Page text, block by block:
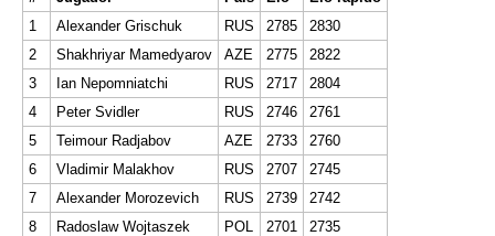
1
Alexander Grischuk RUS 2785
2830
2
Shakhriyar Mamedyarov AZE 2775
2822
3
Ian Nepomniatchi RUS 2717
2804
4
Peter Svidler RUS 2746
2761
5
Teimour Radjabov AZE 2733
2760
6
Vladimir Malakhov RUS 2707
2745
7
Alexander Morozevich RUS 2739
2742
8
Radoslaw Wojtaszek POL 2701
2735